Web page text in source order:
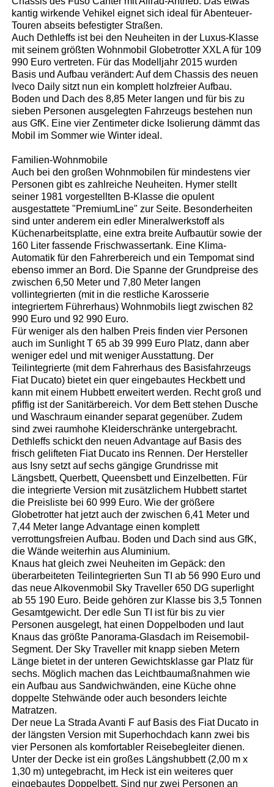
kantig wirkende Vehikel eignet sich ideal für Abenteuer-
Touren abseits befestigter Straßen.
Auch Dethleffs ist bei den Neuheiten in der Luxus-Klasse
mit seinem größten Wohnmobil Globetrotter XXL A für 109
990 Euro vertreten. Für das Modelljahr 2015 wurden
Basis und Aufbau verändert: Auf dem Chassis des neuen
Iveco Daily sitzt nun ein komplett holzfreier Aufbau.
Boden und Dach des 8,85 Meter langen und für bis zu
sieben Personen ausgelegten Fahrzeugs bestehen nun
aus GfK. Eine vier Zentimeter dicke Isolierung dämmt das
Mobil im Sommer wie Winter ideal.
Familien-Wohnmobile
Auch bei den großen Wohnmobilen für mindestens vier
Personen gibt es zahlreiche Neuheiten. Hymer stellt
seiner 1981 vorgestellten B-Klasse die opulent
ausgestattete "PremiumLine" zur Seite. Besonderheiten
sind unter anderem ein edler Mineralwerkstoff als
Küchenarbeitsplatte, eine extra breite Aufbautür sowie der
160 Liter fassende Frischwassertank. Eine Klima-
Automatik für den Fahrerbereich und ein Tempomat sind
ebenso immer an Bord. Die Spanne der Grundpreise des
zwischen 6,50 Meter und 7,80 Meter langen
vollintegrierten (mit in die restliche Karosserie
integriertem Führerhaus) Wohnmobils liegt zwischen 82
990 Euro und 92 990 Euro.
Für weniger als den halben Preis finden vier Personen
auch im Sunlight T 65 ab 39 999 Euro Platz, dann aber
weniger edel und mit weniger Ausstattung. Der
Teilintegrierte (mit dem Fahrerhaus des Basisfahrzeugs
Fiat Ducato) bietet ein quer eingebautes Heckbett und
kann mit einem Hubbett erweitert werden. Recht groß und
pfiffig ist der Sanitärbereich. Vor dem Bett stehen Dusche
und Waschraum einander separat gegenüber. Zudem
sind zwei raumhohe Kleiderschränke untergebracht.
Dethleffs schickt den neuen Advantage auf Basis des
frisch gelifteten Fiat Ducato ins Rennen. Der Hersteller
aus Isny setzt auf sechs gängige Grundrisse mit
Längsbett, Querbett, Queensbett und Einzelbetten. Für
die integrierte Version mit zusätzlichem Hubbett startet
die Preisliste bei 60 999 Euro. Wie der größere
Globetrotter hat jetzt auch der zwischen 6,41 Meter und
7,44 Meter lange Advantage einen komplett
verrottungsfreien Aufbau. Boden und Dach sind aus GfK,
die Wände weiterhin aus Aluminium.
Knaus hat gleich zwei Neuheiten im Gepäck: den
überarbeiteten Teilintegrierten Sun TI ab 56 990 Euro und
das neue Alkovenmobil Sky Traveller 650 DG superlight
ab 55 190 Euro. Beide gehören zur Klasse bis 3,5 Tonnen
Gesamtgewicht. Der edle Sun TI ist für bis zu vier
Personen ausgelegt, hat einen Doppelboden und laut
Knaus das größte Panorama-Glasdach im Reisemobil-
Segment. Der Sky Traveller mit knapp sieben Metern
Länge bietet in der unteren Gewichtsklasse gar Platz für
sechs. Möglich machen das Leichtbaumaßnahmen wie
ein Aufbau aus Sandwichwänden, eine Küche ohne
doppelte Stehwände oder auch besonders leichte
Matratzen.
Der neue La Strada Avanti F auf Basis des Fiat Ducato in
der längsten Version mit Superhochdach kann zwei bis
vier Personen als komfortabler Reisebegleiter dienen.
Unter der Decke ist ein großes Längshubbett (2,00 m x
1,30 m) untegebracht, im Heck ist ein weiteres quer
eingebautes Doppelbett. Sind nur zwei Personen an